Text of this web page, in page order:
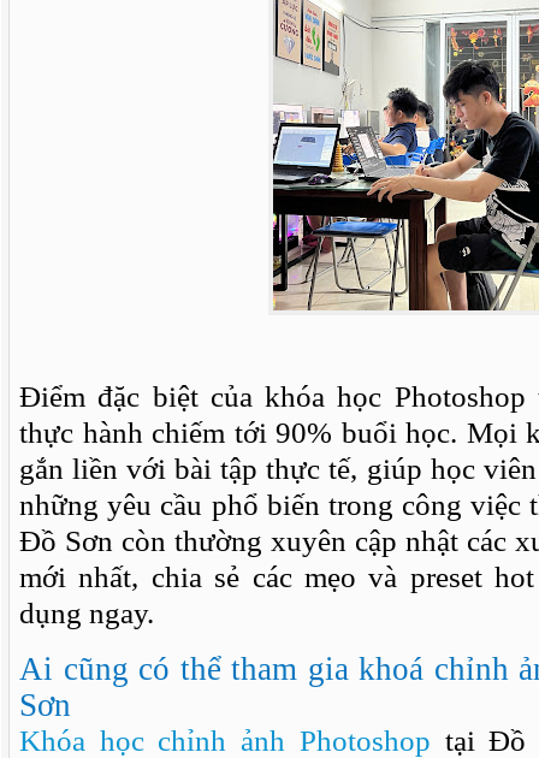
Điểm đặc biệt của khóa học
thực hành chiếm tới 90% buổi học. Mọi
gắn liền với bài tập thực tế, giúp học
những yêu cầu phổ biến trong công việc
Đồ Sơn còn thường xuyên cập nhật các
mới nhất, chia sẻ các mẹo và preset
dụng ngay.
Ai cũng có thể tham gia khoá chỉnh
Sơn
Khóa học chỉnh ảnh Photoshop tại Đồ